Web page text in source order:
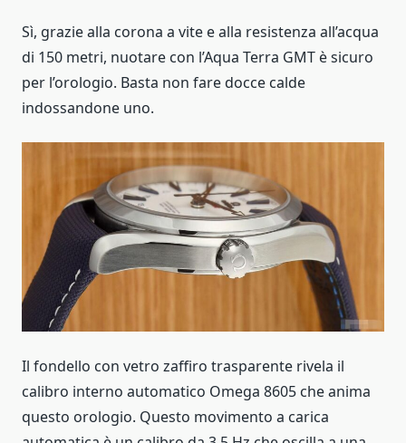
Sì, grazie alla corona a vite e alla resistenza all’acqua
di 150 metri, nuotare con l’Aqua Terra GMT è sicuro
per l’orologio. Basta non fare docce calde
indossandone uno.
Il fondello con vetro zaffiro trasparente rivela il
calibro interno automatico Omega 8605 che anima
questo orologio. Questo movimento a carica